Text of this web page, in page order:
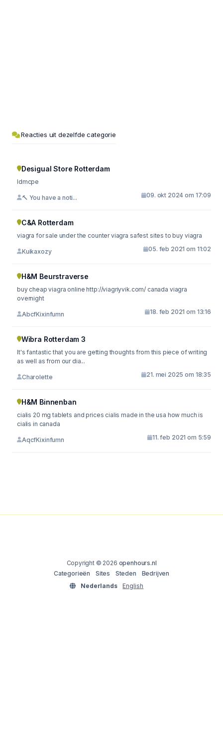
Reacties uit dezelfde categorie
Desigual Store Rotterdam
ldmcpe
🔨 You have a noti... 09. okt 2024 om 17:09
C&A Rotterdam
viagra for sale under the counter viagra safest sites to buy viagra
Kuikaxozy 05. feb 2021 om 11:02
H&M Beurstraverse
buy cheap viagra online http://viagriyvik.com/ canada viagra
overnight
AbcfKixinfumn 18. feb 2021 om 13:16
Wibra Rotterdam 3
It's fantastic that you are getting thoughts from this piece of writing
as well as from our dia...
Charolette 21. mei 2025 om 18:35
H&M Binnenban
cialis 20 mg tablets and prices cialis made in the usa how much is
cialis in canada
AqcfKixinfumn 11. feb 2021 om 5:59
Copyright © 2026 openhours.nl
Categorieën
Sites Steden
Bedrijven
Nederlands
English